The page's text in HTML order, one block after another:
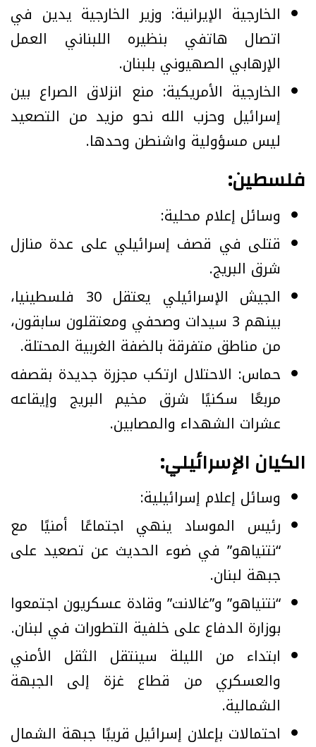
الخارجية الإيرانية: وزير الخارجية يدين في
اتصال هاتفي بنظيره اللبناني العمل
الإرهابي الصهيوني بلبنان.
الخارجية الأمريكية: منع انزلاق الصراع بين
إسرائيل وحزب الله نحو مزيد من التصعيد
ليس مسؤولية واشنطن وحدها.
فلسطين:
وسائل إعلام محلية:
قتلى في قصف إسرائيلي على عدة منازل
شرق البريج.
الجيش الإسرائيلي يعتقل 30 فلسطينيا،
بينهم 3 سيدات وصحفي ومعتقلون سابقون،
من مناطق متفرقة بالضفة الغربية المحتلة.
حماس: الاحتلال ارتكب مجزرة جديدة بقصفه
مربعًا سكنيًا شرق مخيم البريج وإيقاعه
عشرات الشهداء والمصابين.
الكيان الإسرائيلي:
وسائل إعلام إسرائيلية:
رئيس الموساد ينهي اجتماعًا أمنيًا مع
“نتنياهو” في ضوء الحديث عن تصعيد على
جبهة لبنان.
“نتنياهو” و”غالانت” وقادة عسكريون اجتمعوا
بوزارة الدفاع على خلفية التطورات في لبنان.
ابتداء من الليلة سينتقل الثقل الأمني
والعسكري من قطاع غزة إلى الجبهة
الشمالية.
احتمالات بإعلان إسرائيل قريبًا جبهة الشمال